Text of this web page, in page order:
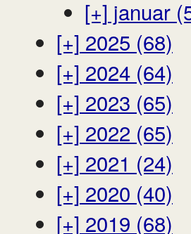
[+] januar
[+] 2025 (68)
[+] 2024 (64)
[+] 2023 (65)
[+] 2022 (65)
[+] 2021 (24)
[+] 2020 (40)
[+] 2019 (68)